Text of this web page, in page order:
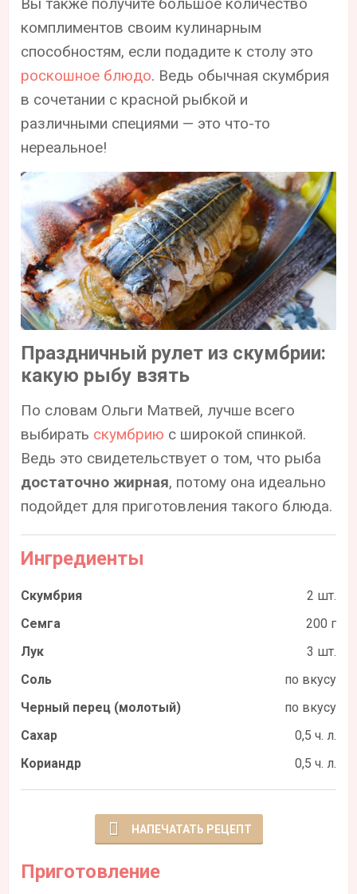
комплиментов своим кулинарным
способностям, если подадите к столу это
роскошное блюдо. Ведь обычная скумбрия
в сочетании с красной рыбкой и
различными специями — это что-то
нереальное!
Праздничный рулет из скумбрии:
какую рыбу взять
По словам Ольги Матвей, лучше всего
выбирать скумбрию с широкой спинкой.
Ведь это свидетельствует о том, что рыба
достаточно жирная, потому она идеально
подойдет для приготовления такого блюда.
Ингредиенты
Скумбрия
2 шт.
Семга
200 г
Лук
3 шт.
Соль
по вкусу
Черный перец (молотый)
по вкусу
Сахар
0,5 ч. л.
Кориандр
0,5 ч. л.
НАПЕЧАТАТЬ РЕЦЕПТ
Приготовление